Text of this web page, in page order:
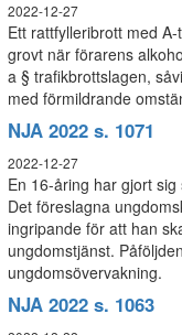
2022-12-27
Ett rattfylleribrott med
grovt när förarens
a § trafikbrottslagen,
med förmildrande
NJA 2022 s. 1071
2022-12-27
En 16-åring har gjort
Det föreslagna
ingripande för att han
ungdomstjänst.
ungdomsövervakning.
NJA 2022 s. 1063